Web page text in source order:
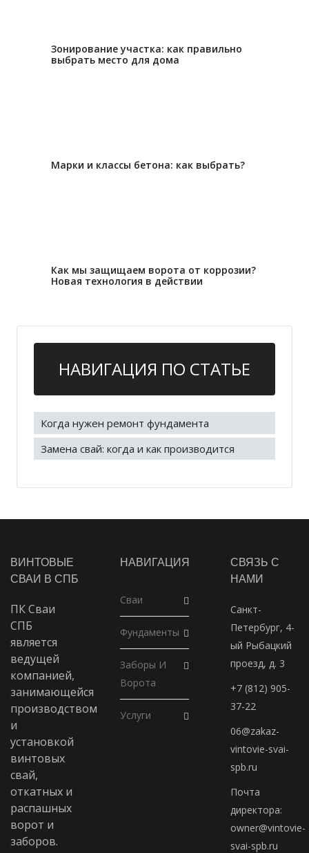
Зонирование участка: как правильно
выбрать место для дома
Марки и классы бетона: как выбрать?
Как мы защищаем ворота от коррозии?
Новая технология в действии
НАВИГАЦИЯ ПО СТАТЬЕ
Когда нужен ремонт фундамента
Замена свай: когда и как производится
ВИНТОВЫЕ
СВАИ В СПБ
ПК Сваи
СПБ
является
ведущей
компанией,
занимающейся
производством
и
установкой
винтовых
свай,
откатных и
распашных
ворот и
заборов.
НАВИГАЦИЯ
Сваи
Фундаменты
Заборы И
Ворота
Услуги
СВЯЗЬ С
НАМИ
Санкт-
Петербург, 4-
ый Рыбацкий
проезд, д. 3
+7 (812) 905-
37-22
06@zakaz-
vintovie-svai-
spb.ru
Почта
директора:
owner@vintovie-
svai-spb.ru